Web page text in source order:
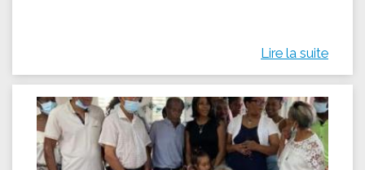
Lire la suite